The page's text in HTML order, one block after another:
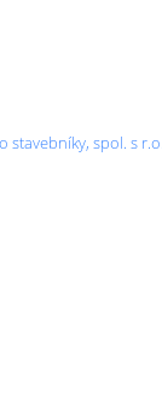
stavebníky, spol. s